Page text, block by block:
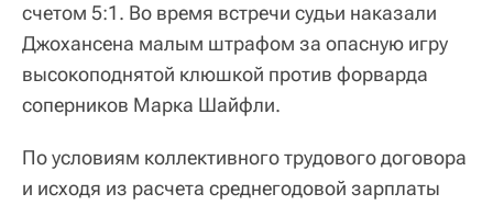
счетом 5:1. Во время встречи судьи наказали
Джохансена малым штрафом за опасную игру
высокоподнятой клюшкой против форварда
соперников Марка Шайфли.
По условиям коллективного трудового договора
и исходя из расчета среднегодовой зарплаты